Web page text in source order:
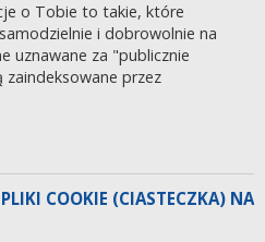
o Tobie to takie, które
i dobrowolnie na
uznawane za "publicznie
przez
COOKIE (CIASTECZKA) NA